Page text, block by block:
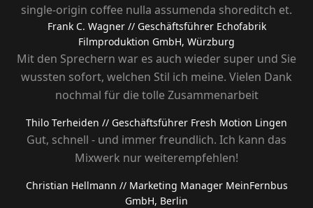
single-origin coffee nulla assumenda shoreditch et.
Frank C. Wagner // Geschäftsführer Echofabrik
Filmproduktion GmbH, Würzburg
Mit den Sprechern war es auch wieder super und Sie
wussten sofort, welchen Stil ich meine. Vielen Dank
nochmal für die tolle Zusammenarbeit
Thilo Terheiden // Geschäftsführer Fresh Motion Lingen
Gut, schnell - und immer freundlich. Ich kann das
Mixwerk nur weiterempfehlen!
Christian Hellmann // Marketing Manager MeinFernbus
GmbH, Berlin